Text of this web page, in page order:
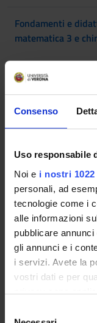
Consenso
Uso responsabile
Noi e i nostri
personali, ad
tecnologie come i
alle informazioni
pubblicare
gli annunci e i
i servizi. Avete la
vostri dati e per
privacy sono
modificare o
Fondamenti e
matematica 3 e
Fondamenti e
storia
Metodologie
e tecnologie
Pedagogia e
speciale per